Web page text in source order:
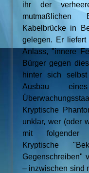
ihr der
mutmaßlichen
Kabelbrücke in
gelegen. Er
Anlass, "innere
Bürger gegen
hinter sich
Ausbau
Kryptische
unklar, wer (oder
mit folgender
Kryptische
Gegenschreiben"
– inzwischen sind